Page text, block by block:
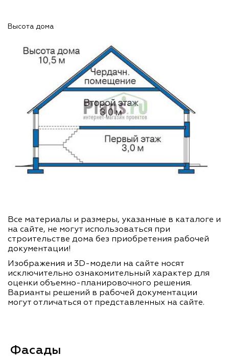
Высота дома
Все материалы и размеры, указанные в каталоге и
на сайте, не могут использоваться при
строительстве дома без приобретения рабочей
документации!
Изображения и 3D-модели на сайте носят
исключительно ознакомительный характер для
оценки объемно-планировочного решения.
Варианты решений в рабочей документации
могут отличаться от представленных на сайте.
Фасады